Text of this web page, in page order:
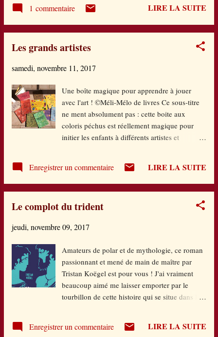
l'envie de tourn...
sommes à Paris en 1907, la Tour Eiffel se fait
repeindre sous les ordres de Gustave Eiffel, et une
son dragon. Mais ne vous y trompez pas : celle qui
irréprochable n'est autre que Miss Pook, sorcière de
son état, qui vient enlever les enfants pour leur faire
échapper à un funeste destin, les emmener dans son
château sur la lune et révéler alors sa véritable nature
et l'objectif de son dessein. C'est ce qui arrive à Elise
Dubenpré, fille unique du couple Dubenpré, un
couple bien assis au nive...
1 commentaire LIRE LA SUITE
Les grands artistes
samedi, novembre 11, 2017
Une boîte magique pour apprendre à jouer
avec l'art ! ©Méli-Mélo de livres Ce sous-titre
ne ment absolument pas : cette boite aux
coloris péchus est réellement magique pour
initier les enfants à différents artistes et
de Vinci, Caravage, Van Gogh, Monet, Klimt
et Kandinsky- soit à des mouvements
pop-art. Chaque dépliant contient 8 pages
feuillets d'autocollants et 2 transparents en
s'approprie en jouant les techniques, les
couleurs, les formes, l'espace et l'oeuvre et/ou
l'artiste en question. Chaque dépliant propose
une forme nouvelle d'appropriation : ce n'est
nullement rébarbatif mais au contraire très
qui l'accompagne car lui aussi...
Enregistrer un commentaire LIRE LA SUITE
Le complot du trident
jeudi, novembre 09, 2017
Amateurs de polar et de mythologie, ce roman
passionnant et mené de main de maître par
Tristan Koëgel est pour vous ! J'ai vraiment
beaucoup aimé me laisser emporter par le
tourbillon de cette histoire qui se situe dans la
inconnue elle aussi. L'empereur Titus envoie
Enregistrer un commentaire LIRE LA SUITE